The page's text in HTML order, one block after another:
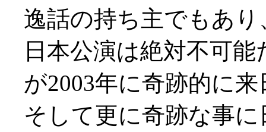
逸話の持ち主でもあり
日本公演は絶対不可
が2003年に奇跡的に来
そして更に奇跡な事